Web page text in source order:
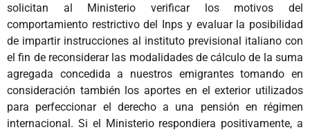
solicitan al Ministerio verificar los motivos del
comportamiento restrictivo del Inps y evaluar la posibilidad
de impartir instrucciones al instituto previsional italiano con
el fin de reconsiderar las modalidades de cálculo de la suma
agregada concedida a nuestros emigrantes tomando en
consideración también los aportes en el exterior utilizados
para perfeccionar el derecho a una pensión en régimen
internacional. Si el Ministerio respondiera positivamente, a